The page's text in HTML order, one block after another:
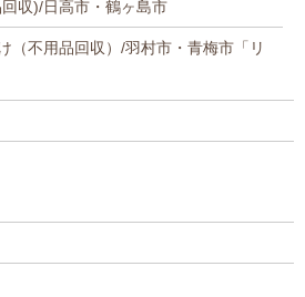
収)/日高市・鶴ヶ島市
（不用品回収）/羽村市・青梅市「リ